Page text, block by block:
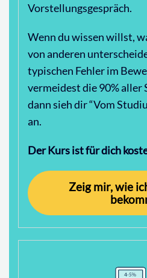
Vorstellungsgespräch.
Wenn du wissen willst,
von anderen
typischen Fehler im
vermeidest die 90% aller
dann sieh dir “Vom
an.
Der Kurs ist für dich
Zeig mir, wie